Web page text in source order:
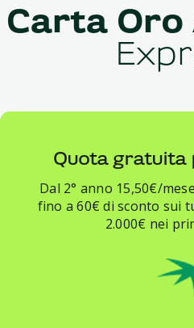
Carta Oro
Quota gratuita
Dal 2° anno 15,50€/
fino a 60€ di sconto sui
2.000€ nei